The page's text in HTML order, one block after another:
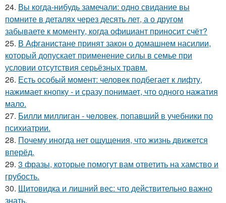
24. Вы когда-нибудь замечали: одно свидание вы
помните в деталях через десять лет, а о другом
забываете к моменту, когда официант приносит счёт?
25. В Афганистане принят закон о домашнем насилии,
который допускает применение силы в семье при
условии отсутствия серьёзных травм.
26. Есть особый момент: человек подбегает к лифту,
нажимает кнопку - и сразу понимает, что одного нажатия
мало.
27. Билли миллиган - чeловек, попавший в учебники по
психиатрии.
28. Почему иногда нет ощущения, что жизнь движется
вперёд.
29. 3 фразы, которые помогут вам ответить на хамство и
грубость.
30. Щитовидка и лишний вес: что действительно важно
знать.